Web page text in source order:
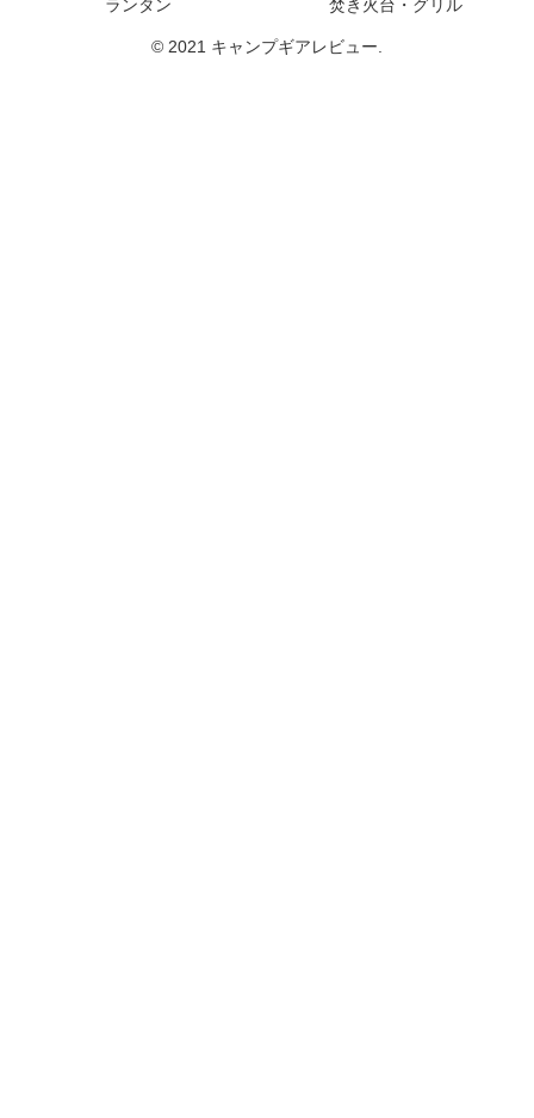
ランタン
焚き火台・グリル
© 2021 キャンプギアレビュー.